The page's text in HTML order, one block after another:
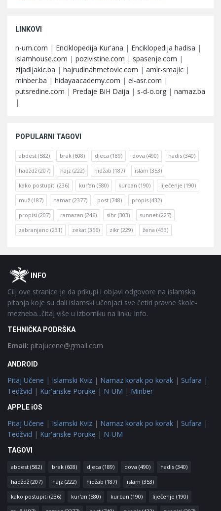
LINKOVI
n-um.com | Enciklopedija Kur'ana | Enciklopedija hadisa |
islamhouse.com | pozivistine.com | spasenje.com |
zijadljakic.ba | hajrudinahmetovic.com | amir-smajic |
minber.ba | hidayaacademy.com | el-asr.com |
putsredine.com | Predaje BiH Daija | s-d-o.org | namaz.ba
|
POPULARNI TAGOVI
abdest (582) brak (608) djeca (189) dova (490) hadis (340)
hadždž (207) hajz (222) hidžab (187) islam (353)
kako postupiti (236) kur'an (580) kurban (190) liječenje (190)
muž (187) namaz (2377) post (748) propis (432)
propisi (207) ramazan (246) sihr (303) sunnet (227)
zabranjeno (231) zekat (356) zikr (229) žena (433)
FooterOINFO
Cilj ove stranice je da prikupi i objavi odgovore na islamska
pitanja koje su dali islamski učenjaci sve četiri pravne škole-
mezheba...čitaj više u izborniku na linku Info.
TEHNIČKA PODRŠKA
Email: pitajucene@gmail.com
ANDROID
Pitaj Učene | Islamski Kviz | Namaz korak po korak | Sufara |
Tedžvid | Kur'anske Poruke | N-UM | Minber
APPLE iOS
Pitaj Učene | Islamski Kviz | Namaz korak po korak | Sufara |
Tedžvid | Kur'anske Poruke | N-UM
TAGOVI
abdest (582) brak (608) djeca (189) dova (490) hadis (340)
hadždž (207) hajz (222) hidžab (187) islam (353)
kako postupiti (236) kur'an (580) kurban (190) liječenje (190)